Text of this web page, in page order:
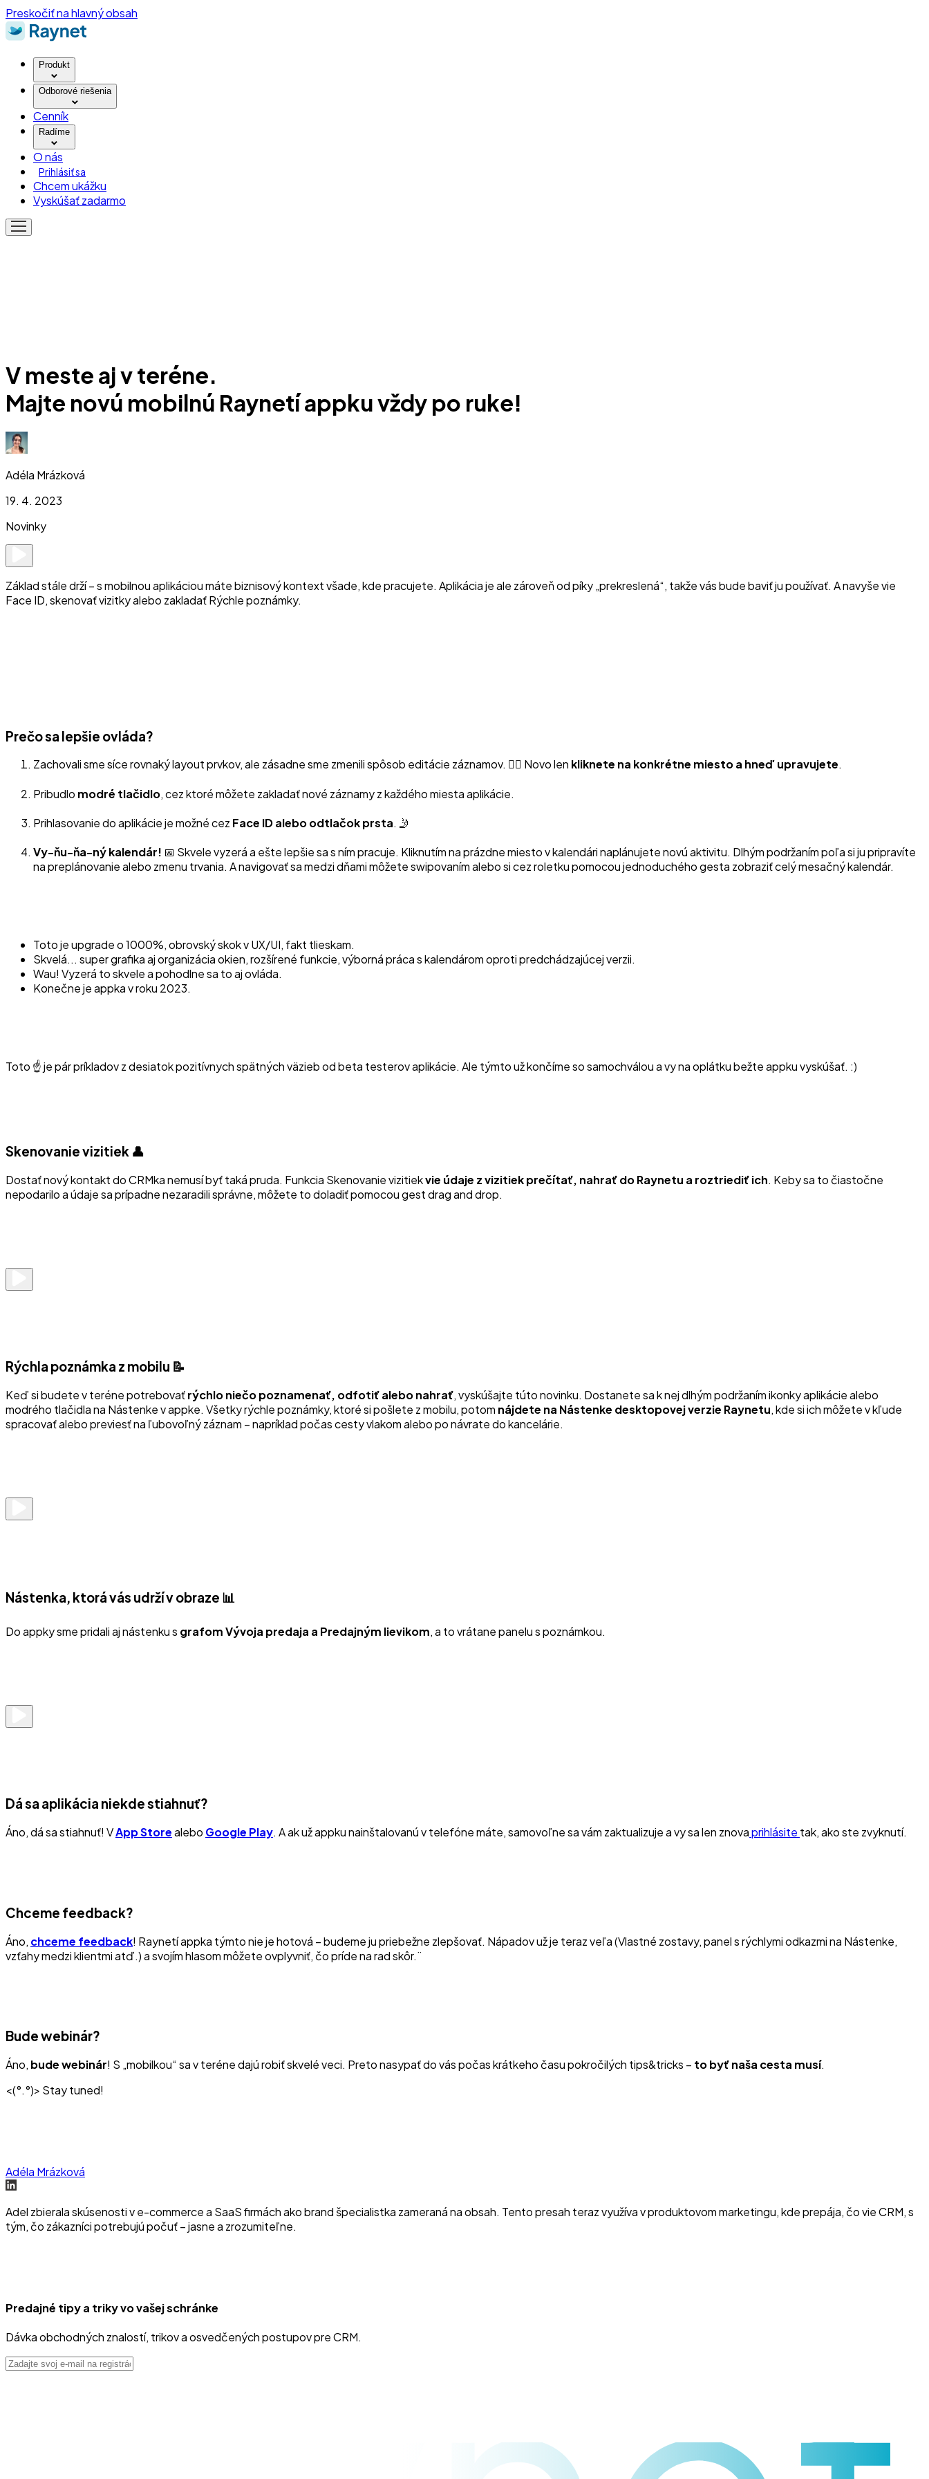
Preskočiť na hlavný obsah
Produkt
Odborové riešenia
Cenník
Radíme
O nás
Prihlásiť sa
Chcem ukážku
Vyskúšať zadarmo
V meste aj v teréne.
Majte novú mobilnú Raynetí appku vždy po ruke!
Adéla Mrázková
19. 4. 2023
Novinky
Základ stále drží –⁠ s mobilnou aplikáciou máte biznisový kontext všade, kde pracujete. Aplikácia je ale zároveň od píky „prekreslená“, takže vás bude baviť ju používať. A navyše vie
Face ID, skenovať vizitky alebo zakladať Rýchle poznámky.
Prečo sa lepšie ovláda?
Zachovali sme síce rovnaký layout prvkov, ale zásadne sme zmenili spôsob editácie záznamov. ✍🏻 Novo len kliknete na konkrétne miesto a hneď upravujete.
Pribudlo modré tlačidlo, cez ktoré môžete zakladať nové záznamy z každého miesta aplikácie.
Prihlasovanie do aplikácie je možné cez Face ID alebo odtlačok prsta. 🤳
Vy-ňu-ňa-ný kalendár! 📅 Skvele vyzerá a ešte lepšie sa s ním pracuje. Kliknutím na prázdne miesto v kalendári naplánujete novú aktivitu. Dlhým podržaním poľa si ju pripravíte
na preplánovanie alebo zmenu trvania. A navigovať sa medzi dňami môžete swipovaním alebo si cez roletku pomocou jednoduchého gesta zobraziť celý mesačný kalendár.
Toto je upgrade o 1000%, obrovský skok v UX/UI, fakt tlieskam.
Skvelá... super grafika aj organizácia okien, rozšírené funkcie, výborná práca s kalendárom oproti predchádzajúcej verzii.
Wau! Vyzerá to skvele a pohodlne sa to aj ovláda.
Konečne je appka v roku 2023.
Toto ☝️ je pár príkladov z desiatok pozitívnych spätných väzieb od beta testerov aplikácie. Ale týmto už končíme so samochválou a vy na oplátku bežte appku vyskúšať. :)
Skenovanie vizitiek 👤
Dostať nový kontakt do CRMka nemusí byť taká pruda. Funkcia Skenovanie vizitiekvie údaje z vizitiek prečítať, nahrať do Raynetu a roztriediť ich. Keby sa to čiastočne
nepodarilo a údaje sa prípadne nezaradili správne, môžete to doladiť pomocou gest drag and drop.
Rýchla poznámka z mobilu 📝
Keď si budete v teréne potrebovaťrýchlo niečo poznamenať, odfotiť alebo nahrať, vyskúšajte túto novinku. Dostanete sa k nej dlhým podržaním ikonky aplikácie alebo
modrého tlačidla na Nástenke v appke. Všetky rýchle poznámky, ktoré si pošlete z mobilu, potom nájdete na Nástenke desktopovej verzie Raynetu, kde si ich môžete v kľude
spracovať alebo previesť na ľubovoľný záznam – napríklad počas cesty vlakom alebo po návrate do kancelárie.
Nástenka, ktorá vás udrží v obraze 📊
Do appky sme pridali aj nástenku s grafom Vývoja predaja a Predajným lievikom, a to vrátane panelu s poznámkou.
Dá sa aplikácia niekde stiahnuť?
Áno, dá sa stiahnuť! VApp Storealebo Google Play. A ak už appku nainštalovanú v telefóne máte, samovoľne sa vám zaktualizuje a vy sa len znovaprihlásite tak, ako ste zvyknutí.
Chceme feedback?
Áno, chceme feedback! Raynetí appka týmto nie je hotová – budeme ju priebežne zlepšovať. Nápadov už je teraz veľa (Vlastné zostavy, panel s rýchlymi odkazmi na Nástenke,
vzťahy medzi klientmi atď.) a svojím hlasom môžete ovplyvniť, čo príde na rad skôr.¨
Bude webinár?
Áno, bude webinár! S „mobilkou“ sa v teréne dajú robiť skvelé veci. Preto nasypať do vás počas krátkeho času pokročilých tips&tricks – to byť naša cesta musí.
<(°.°)> Stay tuned!
Adéla Mrázková
Adel zbierala skúsenosti v e-commerce a SaaS firmách ako brand špecialistka zameraná na obsah. Tento presah teraz využíva v produktovom marketingu, kde prepája, čo vie CRM, s
tým, čo zákazníci potrebujú počuť – jasne a zrozumiteľne.
Predajné tipy a triky vo vašej schránke
Dávka obchodných znalostí, trikov a osvedčených postupov pre CRM.